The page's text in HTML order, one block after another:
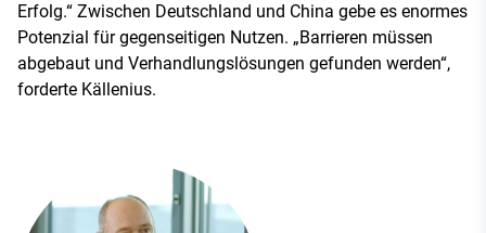
Erfolg.“ Zwischen Deutschland und China gebe es enormes
Potenzial für gegenseitigen Nutzen. „Barrieren müssen
abgebaut und Verhandlungslösungen gefunden werden“,
forderte Källenius.